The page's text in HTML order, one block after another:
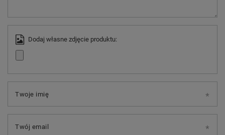
Dodaj własne zdjęcie produktu:
Twoje imię
Twój email